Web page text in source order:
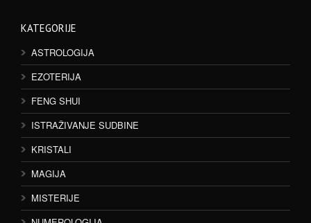
KATEGORIJE
ASTROLOGIJA
EZOTERIJA
FENG SHUI
ISTRAŽIVANJE SUDBINE
KRISTALI
MAGIJA
MISTERIJE